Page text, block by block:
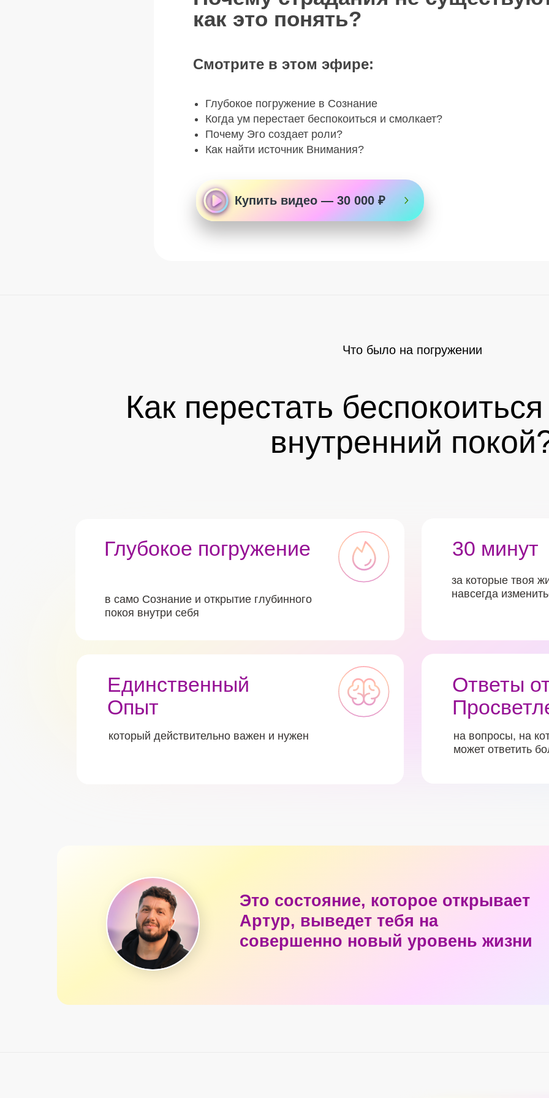
Глубокое погружение в Сознание
Когда ум перестает беспокоиться и смолкает?
Почему Эго создает роли?
Как найти источник Внимания?
как это понять?
Смотрите в этом эфире:
Купить видео — 30 000 ₽
Как перестать
внутренний
Что было на погружении
который действительно важен и нужен
Единственный
Опыт
на вопросы, на
может ответить
Ответы
за которые твоя
навсегда
30 минут
в само Сознание и открытие глубинного
покоя внутри себя
Глубокое погружение
Это состояние, которое открывает
Артур, выведет тебя на
совершенно новый уровень жизни